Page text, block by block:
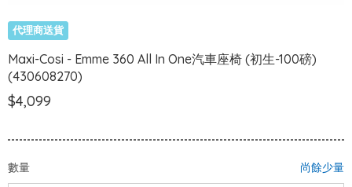
代理商送貨
Maxi-Cosi - Emme 360 All In One汽車座椅 (初生-100磅)
(430608270)
$4,099
數量 尚餘少量